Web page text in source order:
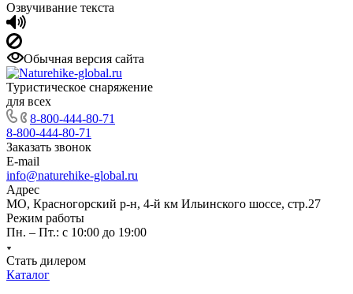
Озвучивание текста
Обычная версия сайта
Туристическое снаряжение
для всех
8-800-444-80-71
8-800-444-80-71
Заказать звонок
E-mail
info@naturehike-global.ru
Адрес
МО, Красногорский р-н, 4-й км Ильинского шоссе, стр.27
Режим работы
Пн. – Пт.: с 10:00 до 19:00
Стать дилером
Каталог